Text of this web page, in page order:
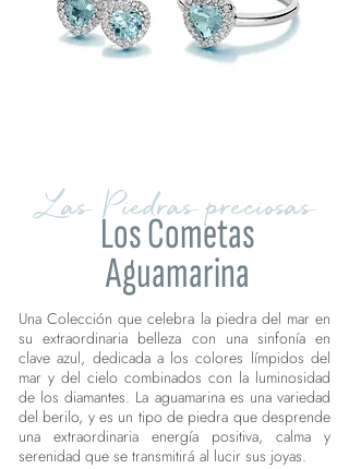
Las Piedras preciosas
Los Cometas
Aguamarina
Una Colección que celebra la piedra del mar en
su extraordinaria belleza con una sinfonía en
clave azul, dedicada a los colores límpidos del
mar y del cielo combinados con la luminosidad
de los diamantes. La aguamarina es una variedad
del berilo, y es un tipo de piedra que desprende
una extraordinaria energía positiva, calma y
serenidad que se transmitirá al lucir sus joyas.